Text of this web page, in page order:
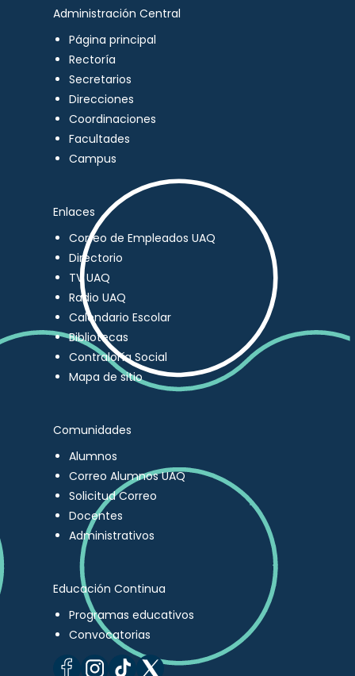
Administración Central
Página principal
Rectoría
Secretarios
Direcciones
Coordinaciones
Facultades
Campus
Enlaces
Correo de Empleados UAQ
Directorio
TV UAQ
Radio UAQ
Calendario Escolar
Bibliotecas
Contraloría Social
Mapa de sitio
Comunidades
Alumnos
Correo Alumnos UAQ
Solicitud Correo
Docentes
Administrativos
Educación Continua
Programas educativos
Convocatorias